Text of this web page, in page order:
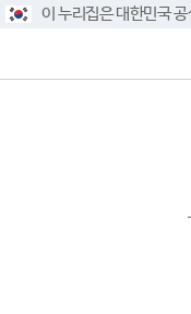
이 누리집은 대한민국